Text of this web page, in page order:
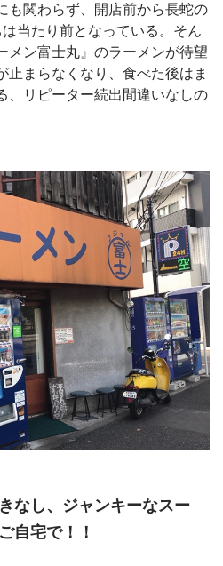
も関わらず、開店前から長蛇の
当たり前となっている。そん
メン富士丸』のラーメンが待望
止まらなくなり、食べた後はま
、リピーター続出間違いなしの
なし、ジャンキーなスー
自宅で！！